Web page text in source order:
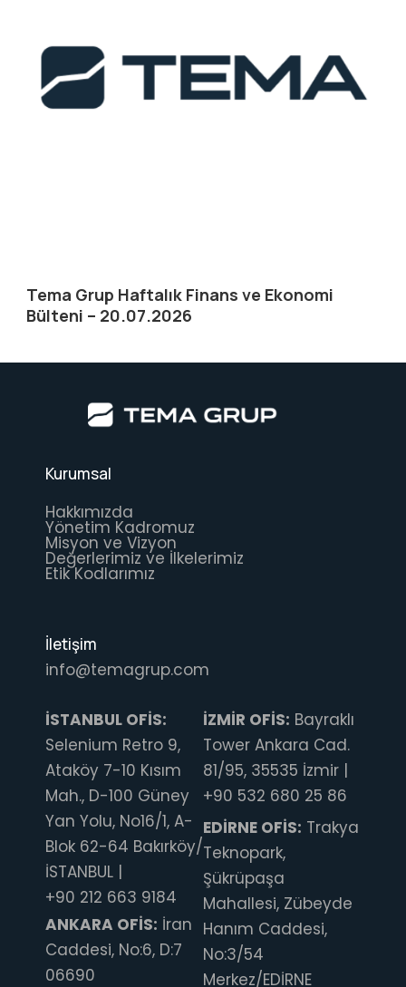
Tema Grup Haftalık Finans ve Ekonomi
Bülteni – 20.07.2026
Kurumsal
Hakkımızda
Yönetim Kadromuz
Misyon ve Vizyon
Değerlerimiz ve İlkelerimiz
Etik Kodlarımız
İletişim
info@temagrup.com
İSTANBUL OFİS:
Selenium Retro 9,
Ataköy 7-10 Kısım
Mah., D-100 Güney
Yan Yolu, No16/1, A-
Blok 62-64 Bakırköy/
İSTANBUL |
+90 212 663 9184
ANKARA OFİS: İran
Caddesi, No:6, D:7
06690
İZMİR OFİS: Bayraklı
Tower Ankara Cad.
81/95, 35535 İzmir |
+90 532 680 25 86
EDİRNE OFİS: Trakya
Teknopark,
Şükrüpaşa
Mahallesi, Zübeyde
Hanım Caddesi,
No:3/54
Merkez/EDİRNE